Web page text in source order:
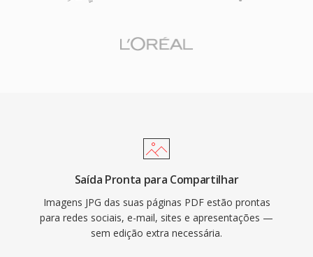
Saída Pronta para Compartilhar
Imagens JPG das suas páginas PDF estão prontas
para redes sociais, e-mail, sites e apresentações —
sem edição extra necessária.